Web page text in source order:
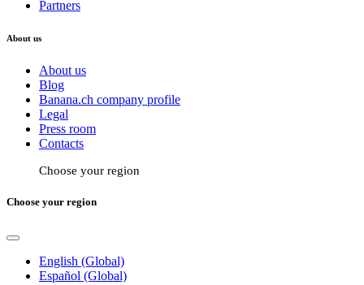
Partners
About us
About us
Blog
Banana.ch company profile
Legal
Press room
Contacts
Choose your region
Choose your region
English (Global)
Español (Global)